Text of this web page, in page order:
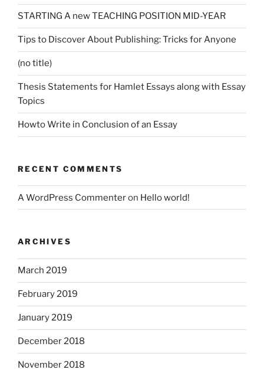
STARTING A new TEACHING POSITION MID-YEAR
Tips to Discover About Publishing: Tricks for Anyone
(no title)
Thesis Statements for Hamlet Essays along with Essay
Topics
Howto Write in Conclusion of an Essay
RECENT COMMENTS
A WordPress Commenteron Hello world!
ARCHIVES
March 2019
February 2019
January 2019
December 2018
November 2018